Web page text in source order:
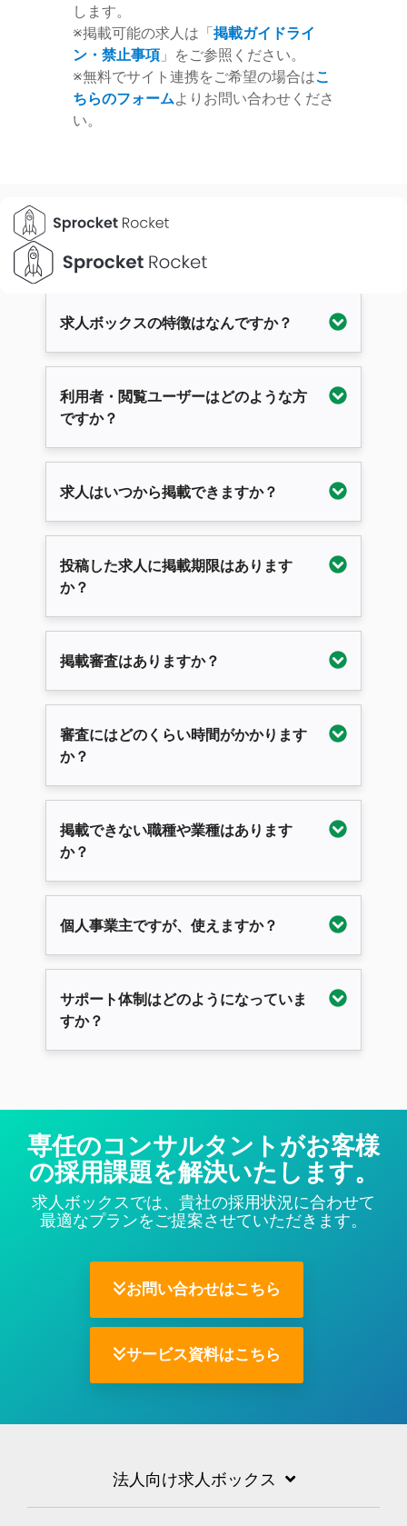
します。
※掲載可能の求人は「掲載ガイドライ
ン・禁止事項 」をご参照ください。
※無料でサイト連携をご希望の場合はこ
ちらのフォームよりお問い合わせくださ
い。
よくあるご質問
求人ボックスの特徴はなんですか？
利用者・閲覧ユーザーはどのような方
ですか？
求人はいつから掲載できますか？
投稿した求人に掲載期限はあります
か？
掲載審査はありますか？
審査にはどのくらい時間がかかります
か？
掲載できない職種や業種はあります
か？
個人事業主ですが、使えますか？
サポート体制はどのようになっていま
すか？
専任のコンサルタントがお客様
の採用課題を解決いたします。
求人ボックスでは、貴社の採用状況に合わせて
最適なプランをご提案させていただきます。
お問い合わせはこちら
サービス資料はこちら
法人向け求人ボックス